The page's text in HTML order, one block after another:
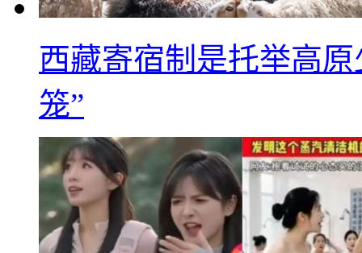
西藏寄宿制是托举高
笼”